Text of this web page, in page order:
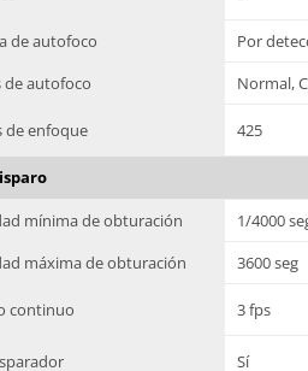
de autofoco
Por
de autofoco
Normal,
de enfoque 425
mínima de obturación
1/4000
máxima de obturación
3600 seg
continuo 3 fps
Sí